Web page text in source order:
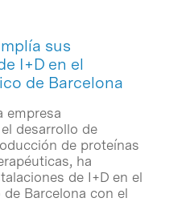
sus
I+D en el
de Barcelona
empresa
desarrollo de
de proteínas
ha
de I+D en el
Barcelona con el